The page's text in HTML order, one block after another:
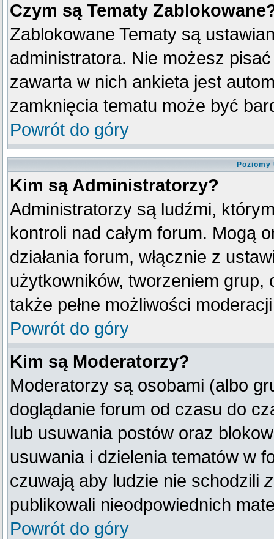
Czym są Tematy
Zablokowane Tematy są
administratora. Nie możesz
zawarta w nich ankieta jest
zamknięcia tematu może być
Powrót do góry
Kim są Administratorzy?
Administratorzy są ludźmi,
kontroli nad całym forum. Mogą
działania forum, włącznie z
użytkowników, tworzeniem grup,
także pełne możliwości
Powrót do góry
Kim są Moderatorzy?
Moderatorzy są osobami (albo
doglądanie forum od czasu do
lub usuwania postów oraz
usuwania i dzielenia tematów w
czuwają aby ludzie nie schodzili
publikowali nieodpowiednich
Powrót do góry